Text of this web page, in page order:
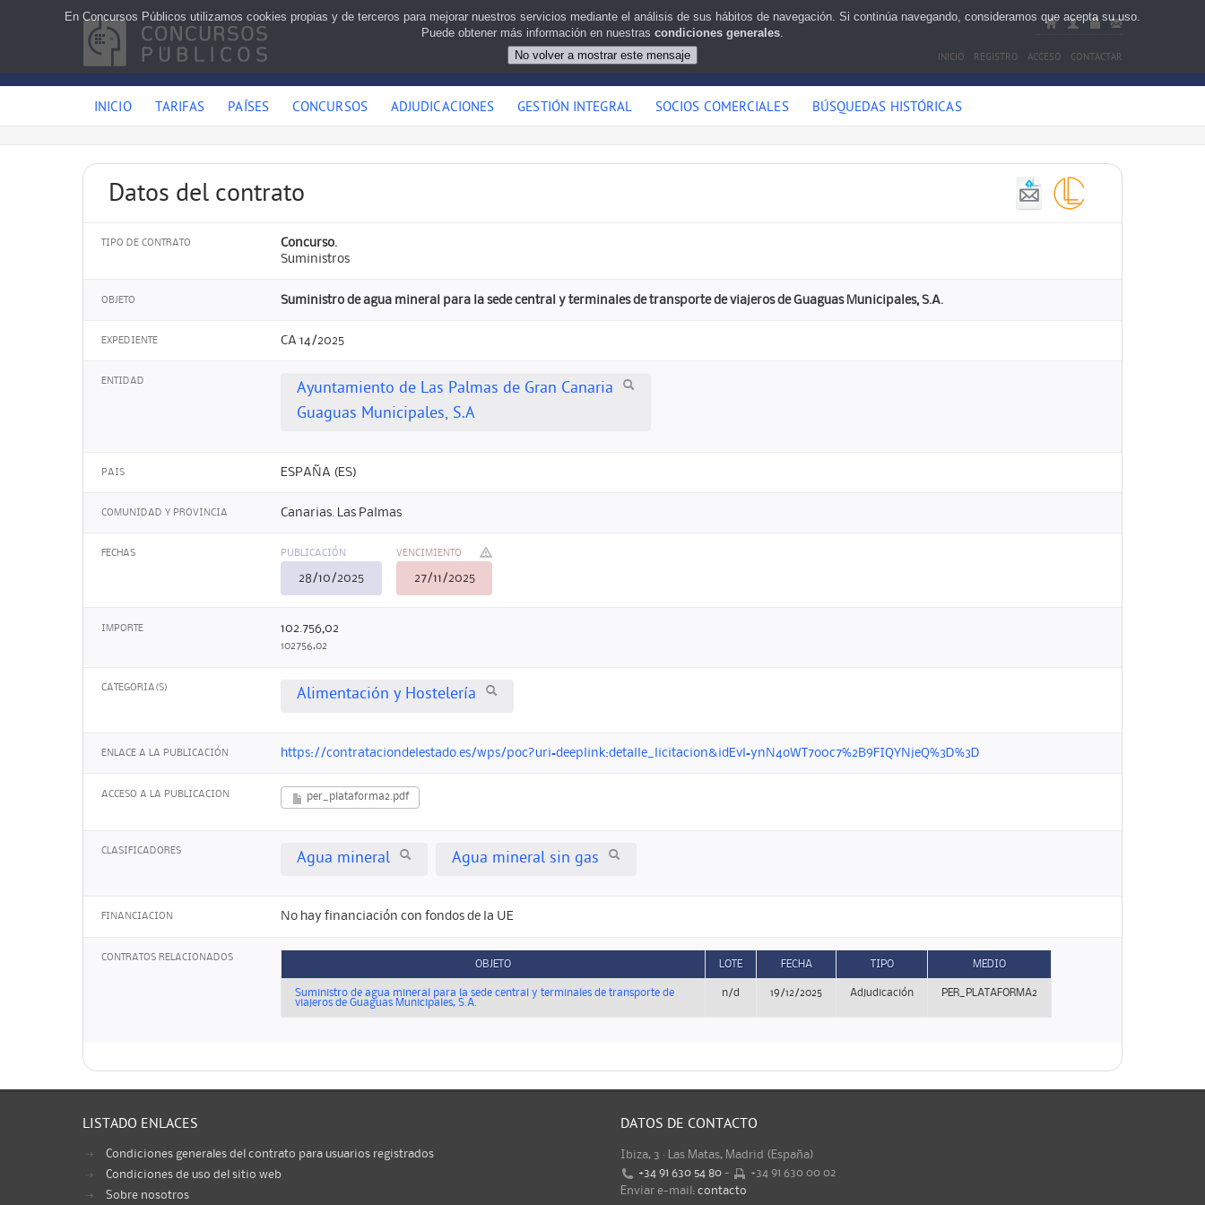
INICIO REGISTRO ACCESO CONTACTAR
INICIO TARIFAS PAÍSES CONCURSOS ADJUDICACIONES GESTIÓN INTEGRAL SOCIOS COMERCIALES BÚSQUEDAS HISTÓRICAS
Datos del contrato
TIPO DE CONTRATO
Concurso.
Suministros
OBJETO Suministro de agua mineral para la sede central y terminales de transporte de viajeros de Guaguas Municipales, S.A.
EXPEDIENTE CA 14/2025
ENTIDAD
Ayuntamiento de Las Palmas de Gran Canaria
Guaguas Municipales, S.A
PAIS ESPAÑA (ES)
COMUNIDAD Y PROVINCIA Canarias. Las Palmas
FECHAS PUBLICACIÓN
28/10/2025
VENCIMIENTO
27/11/2025
IMPORTE 102.756,02
102756,02
CATEGORIA(S) Alimentación y Hostelería
ENLACE A LA PUBLICACIÓN https://contrataciondelestado.es/wps/poc?uri=deeplink:detalle_licitacion&idEvl=ynN4oWT7o0c7%2B9FIQYNjeQ%3D%3D
ACCESO A LA PUBLICACION per_plataforma2.pdf
CLASIFICADORES Agua mineral Agua mineral sin gas
FINANCIACION No hay financiación con fondos de la UE
CONTRATOS RELACIONADOS
OBJETO LOTE FECHA TIPO MEDIO
Suministro de agua mineral para la sede central y terminales de transporte de
viajeros de Guaguas Municipales, S.A.
n/d 19/12/2025 Adjudicación PER_PLATAFORMA2
LISTADO ENLACES
Condiciones generales del contrato para usuarios registrados
Condiciones de uso del sitio web
Sobre nosotros
DATOS DE CONTACTO
Ibiza, 3 · Las Matas, Madrid (España)
+34 91 630 54 80 -
+34 91 630 00 02
Enviar e-mail: contacto
En Concursos Públicos utilizamos cookies propias y de terceros para mejorar nuestros servicios mediante el análisis de sus hábitos de navegación. Si continúa navegando, consideramos que acepta su uso.
Puede obtener más información en nuestras condiciones generales.